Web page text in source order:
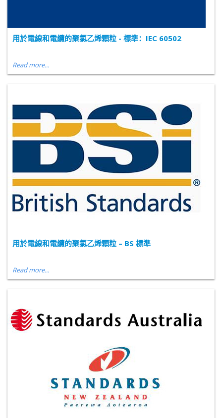
用於電線和電纜的聚氯乙烯顆粒 - 標準：IEC 60502
Read more...
用於電線和電纜的聚氯乙烯顆粒 – BS 標準
Read more...